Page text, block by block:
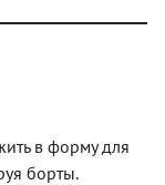
в форму для
борты.